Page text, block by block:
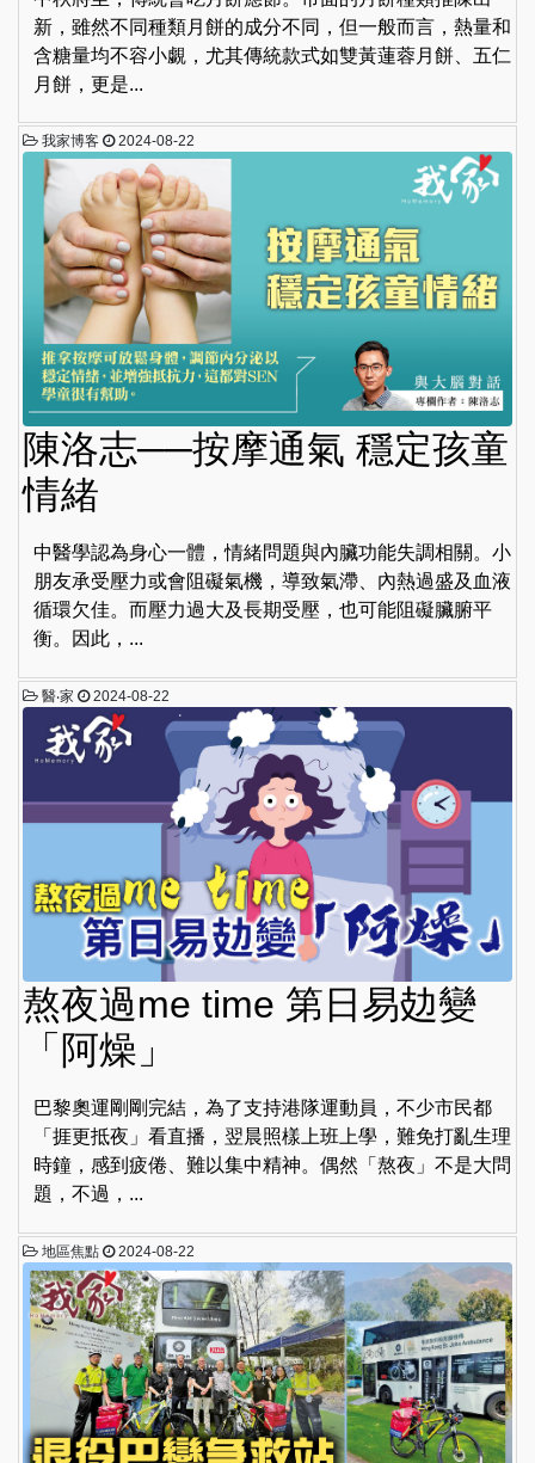
新，雖然不同種類月餅的成分不同，但一般而言，熱量和
含糖量均不容小覷，尤其傳統款式如雙黃蓮蓉月餅、五仁
月餅，更是...
我家博客 2024-08-22
陳洛志──按摩通氣 穩定孩童
情緒
中醫學認為身心一體，情緒問題與內臟功能失調相關。小
朋友承受壓力或會阻礙氣機，導致氣滯、內熱過盛及血液
循環欠佳。而壓力過大及長期受壓，也可能阻礙臟腑平
衡。因此，...
醫‧家 2024-08-22
熬夜過me time 第日易攰變
「阿燥」
巴黎奧運剛剛完結，為了支持港隊運動員，不少市民都
「捱更抵夜」看直播，翌晨照樣上班上學，難免打亂生理
時鐘，感到疲倦、難以集中精神。偶然「熬夜」不是大問
題，不過，...
地區焦點 2024-08-22